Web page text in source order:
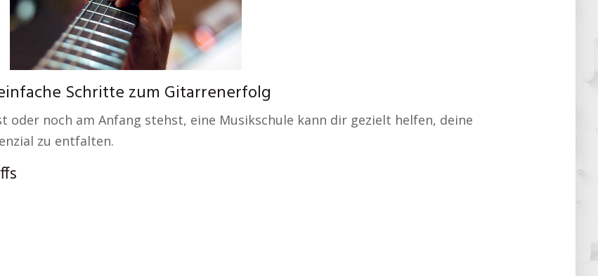
Schritte zum Gitarrenerfolg
oder noch am Anfang stehst, eine Musikschule kann dir gezielt helfen, deine
zu entfalten.